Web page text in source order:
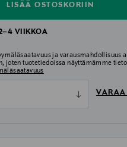
LISÄÄ OSTOSKORIIN
VIIKKOA
ja varausmahdollisuus
joten tuotetiedoissa näyttämämme
VARAA